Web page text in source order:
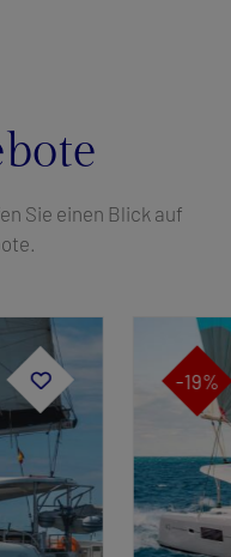
Sie einen Blick auf
-19%